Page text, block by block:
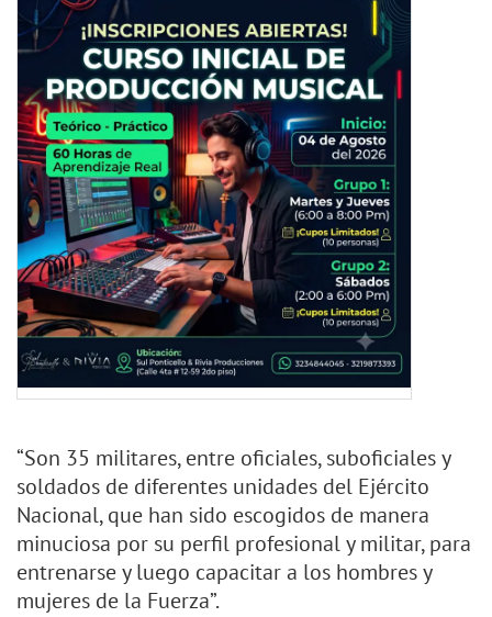
“Son 35 militares, entre oficiales, suboficiales y
soldados de diferentes unidades del Ejército
Nacional, que han sido escogidos de manera
minuciosa por su perfil profesional y militar, para
entrenarse y luego capacitar a los hombres y
mujeres de la Fuerza”.